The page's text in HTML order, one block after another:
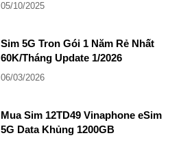
05/10/2025
Sim 5G Tron Gói 1 Năm Rẻ Nhất
60K/Tháng Update 1/2026
06/03/2026
Mua Sim 12TD49 Vinaphone eSim
5G Data Khủng 1200GB